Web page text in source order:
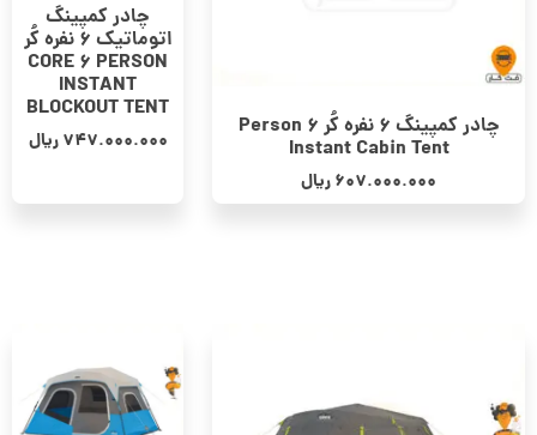
چادر کمپینگ 6 نفره کُر 6 Person
Instant Cabin Tent
607.000.000ریال
چادر کمپینگ
اتوماتیک 6 نفره کُر
CORE 6 PERSON
INSTANT
BLOCKOUT TENT
747.000.000 ریال